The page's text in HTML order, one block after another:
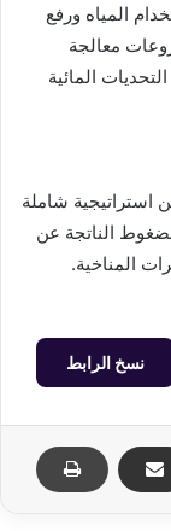
المياه ورفع
معالجة
المائية
استراتيجية شاملة
الناتجة عن
المناخية.
نسخ الرابط